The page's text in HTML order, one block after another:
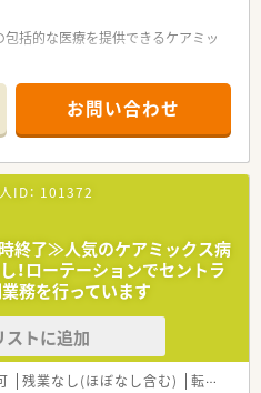
括的な医療を提供できるケアミッ
どないため、プライベートも大切に
できる働きやすい環境を作れるよ
す。
に積極的に取り組んでいる病院で
薬（外来は院外処方です）
あり）
を配置しています）
理
お問い合わせ
ID： 101372
終了≫人気のケアミックス病
！ローテーションでセントラ
業務を行っています
ストに追加
残業なし(ほぼなし含む) 転勤なし